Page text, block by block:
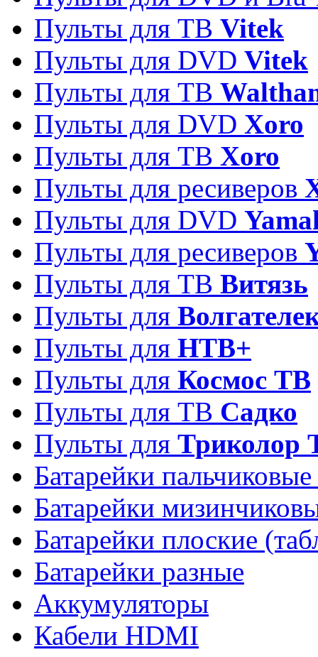
Пульты для ТВ Vitek
Пульты для DVD Vitek
Пульты для ТВ
Пульты для DVD Xoro
Пульты для ТВ Xoro
Пульты для ресиверов
Пульты для DVD
Пульты для ресиверов
Пульты для ТВ Витязь
Пульты для
Пульты для НТВ+
Пульты для Космос ТВ
Пульты для ТВ Садко
Пульты для Триколор
Батарейки
Батарейки
Батарейки плоские
Батарейки разные
Аккумуляторы
Кабели HDMI